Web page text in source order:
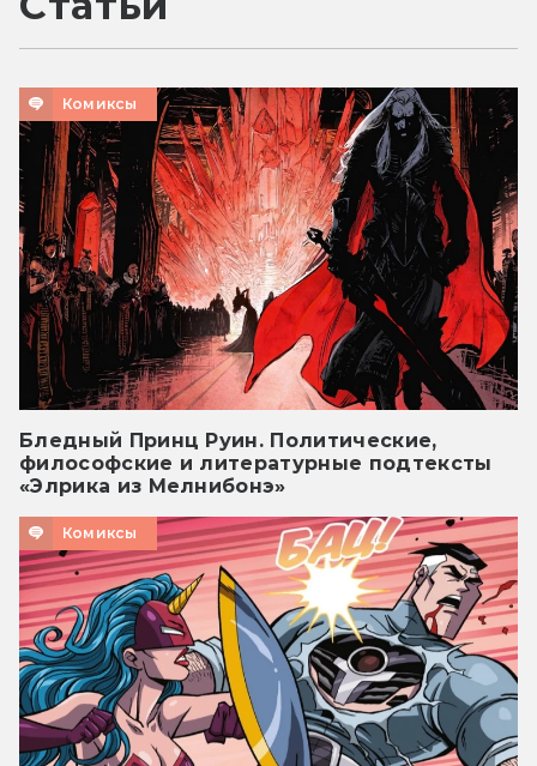
Комиксы
Бледный Принц Руин. Политические,
философские и литературные подтексты
«Элрика из Мелнибонэ»
Комиксы